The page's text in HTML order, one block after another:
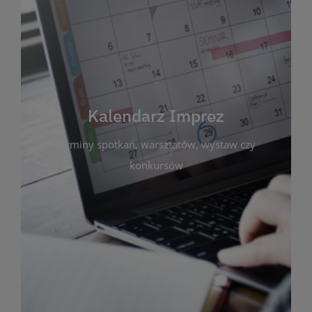
Kalendarz Imprez
terminy spotkań, warsztatów, wystaw czy
konkursów
Kalendarz Imprez
Zakładka ta gromadzi wszystkie planowane
wydarzenia kulturalne i edukacyjne organizowane
przez bibliotekę. Możesz tu sprawdzić terminy
spotkań, warsztatów, wystaw czy konkursów.
Dzięki przejrzystemu kalendarzowi łatwo
zaplanujesz udział w interesujących Cię
wydarzeniach. Aktualizujemy harmonogram na
bieżąco, by zawsze był zgodny z planem pracy
biblioteki. Zapraszamy do śledzenia i uczestnictwa
w życiu kulturalnym miasta!
WIĘCEJ